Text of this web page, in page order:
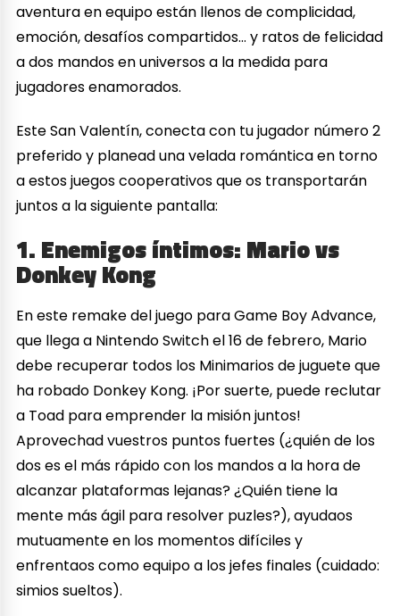
aventura en equipo están llenos de complicidad,
emoción, desafíos compartidos… y ratos de felicidad
a dos mandos en universos a la medida para
jugadores enamorados.
Este San Valentín, conecta con tu jugador número 2
preferido y planead una velada romántica en torno
a estos juegos cooperativos que os transportarán
juntos a la siguiente pantalla:
1. Enemigos íntimos: Mario vs
Donkey Kong
En este remake del juego para Game Boy Advance,
que llega a Nintendo Switch el 16 de febrero, Mario
debe recuperar todos los Minimarios de juguete que
ha robado Donkey Kong. ¡Por suerte, puede reclutar
a Toad para emprender la misión juntos!
Aprovechad vuestros puntos fuertes (¿quién de los
dos es el más rápido con los mandos a la hora de
alcanzar plataformas lejanas? ¿Quién tiene la
mente más ágil para resolver puzles?), ayudaos
mutuamente en los momentos difíciles y
enfrentaos como equipo a los jefes finales (cuidado:
simios sueltos).